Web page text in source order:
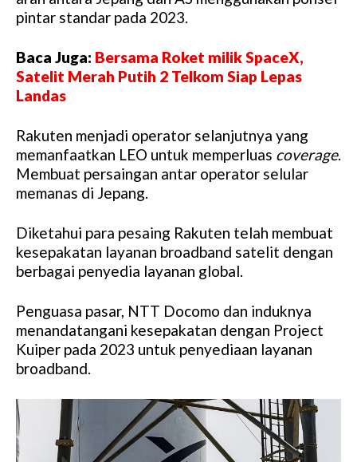
pintar standar pada 2023.
Baca Juga: Bersama Roket milik SpaceX,
Satelit Merah Putih 2 Telkom Siap Lepas
Landas
Rakuten menjadi operator selanjutnya yang
memanfaatkan LEO untuk memperluas coverage.
Membuat persaingan antar operator selular
memanas di Jepang.
Diketahui para pesaing Rakuten telah membuat
kesepakatan layanan broadband satelit dengan
berbagai penyedia layanan global.
Penguasa pasar, NTT Docomo dan induknya
menandatangani kesepakatan dengan Project
Kuiper pada 2023 untuk penyediaan layanan
broadband.